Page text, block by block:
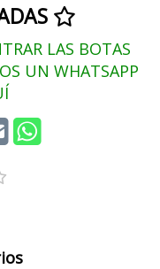
LAS BOTAS
UN WHATSAPP